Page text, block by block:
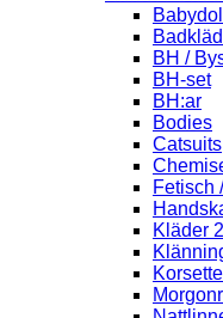
Babydoll
BH /
BH-set
BH:ar
Bodies
Catsuits
Fetisch
Kläder